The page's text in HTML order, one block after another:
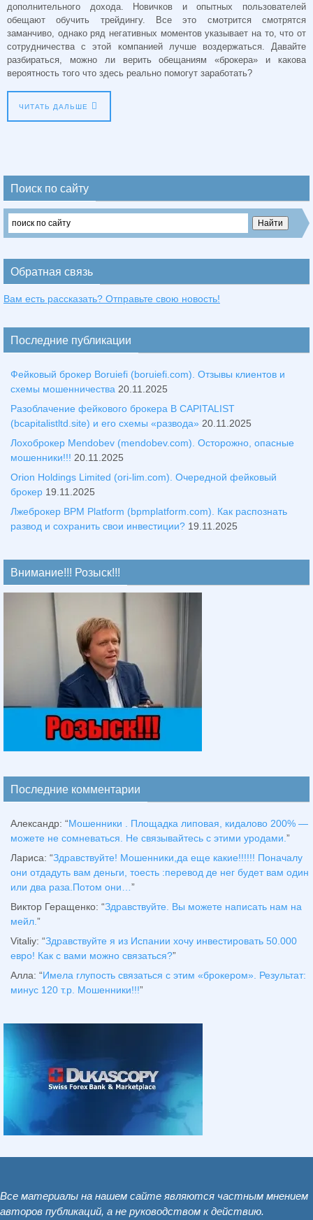
дополнительного дохода. Новичков и опытных пользователей
обещают обучить трейдингу. Все это смотрится смотрятся
заманчиво, однако ряд негативных моментов указывает на то, что от
сотрудничества с этой компанией лучше воздержаться. Давайте
разбираться, можно ли верить обещаниям «брокера» и какова
вероятность того что здесь реально помогут заработать?
ЧИТАТЬ ДАЛЬШЕ
Поиск по сайту
Обратная связь
Вам есть рассказать? Отправьте свою новость!
Последние публикации
Фейковый брокер Boruiefi (boruiefi.com). Отзывы клиентов и
схемы мошенничества 20.11.2025
Разоблачение фейкового брокера B CAPITALIST
(bcapitalistltd.site) и его схемы «развода» 20.11.2025
Лохоброкер Mendobev (mendobev.com). Осторожно, опасные
мошенники!!! 20.11.2025
Orion Holdings Limited (ori-lim.com). Очередной фейковый
брокер 19.11.2025
Лжеброкер BPM Platform (bpmplatform.com). Как распознать
развод и сохранить свои инвестиции? 19.11.2025
Внимание!!! Розыск!!!
Последние комментарии
Александр: “Мошенники . Площадка липовая, кидалово 200% —
можете не сомневаться. Не связывайтесь с этими уродами.”
Лариса: “Здравствуйтe! Мошенники,да еще какие!!!!!! Поначалу
они отдадуть вам деньги, тоесть :перевод де нег будет вам один
или два раза.Потом они…”
Виктор Геращенко: “Здравствуйте. Вы можете написать нам на
мейл.”
Vitaliy: “Здравствуйте я из Испании хочу инвестировать 50.000
евро! Как с вами можно связаться?”
Алла: “Имела глупость связаться с этим «брокером». Результат:
минус 120 т.р. Мошенники!!!”
Все материалы на нашем сайте являются частным мнением
авторов публикаций, а не руководством к действию.